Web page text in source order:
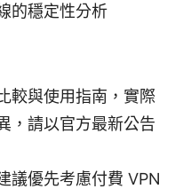
的穩定性分析
較與使用指南，實際
，請以官方最新公告
議優先考慮付費 VPN